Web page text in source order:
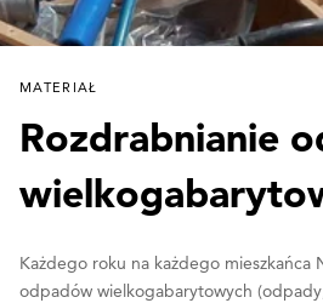
MATERIAŁ
Rozdrabnianie
Każdego roku na każdego mieszkańca
odpadów wielkogabarytowych